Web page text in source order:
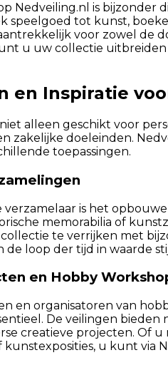
Nedveiling.nl is bijzonder
speelgoed tot kunst,
voor zowel de
u uw collectie uitbreiden
en Inspiratie
alleen geschikt voor
zakelijke doeleinden.
toepassingen.
verzamelaar is het
memorabilia of
te verrijken met
de loop der tijd in waarde
en Hobby
en organisatoren van
De veilingen bieden
creatieve projecten. Of
kunstexposities, u kunt via